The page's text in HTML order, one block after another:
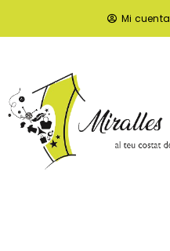
Mi cuenta